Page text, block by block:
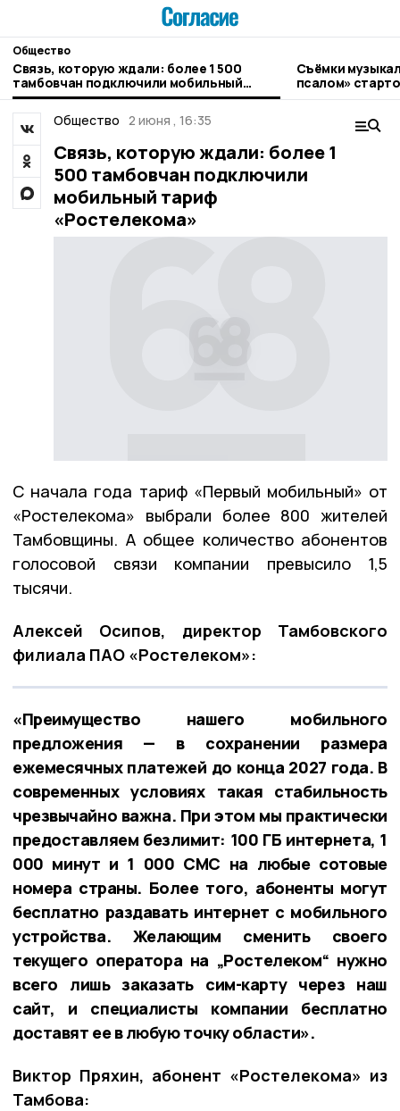
Общество
Связь, которую ждали: более 1 500
тамбовчан подключили мобильный
тариф «Ростелекома»
Съёмки
псалом»
Общество 2 июня , 16:35
Связь, которую ждали: более 1
500 тамбовчан подключили
мобильный тариф
«Ростелекома»
С начала года тариф «Первый мобильный» от
«Ростелекома» выбрали более 800 жителей
Тамбовщины. А общее количество абонентов
голосовой связи компании превысило 1,5
тысячи.
Алексей Осипов, директор Тамбовского
филиала ПАО «Ростелеком»:
«Преимущество нашего мобильного
предложения — в сохранении размера
ежемесячных платежей до конца 2027 года. В
современных условиях такая стабильность
чрезвычайно важна. При этом мы практически
предоставляем безлимит: 100 ГБ интернета, 1
000 минут и 1 000 СМС на любые сотовые
номера страны. Более того, абоненты могут
бесплатно раздавать интернет с мобильного
устройства. Желающим сменить своего
текущего оператора на „Ростелеком“ нужно
всего лишь заказать сим-карту через наш
сайт, и специалисты компании бесплатно
доставят ее в любую точку области».
Виктор Пряхин, абонент «Ростелекома» из
Тамбова: